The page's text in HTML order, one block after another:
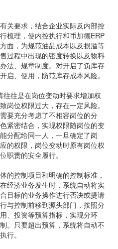
要求，结合企业实际及内部控
梳理，使内控执行和币加德ERP
面，为规范油品成本以及损溢等
过程中出现的密度转换以及物料
法、规章制度。对开启了负库存
启、使用，防范库存成本风险。
往是在岗位变动时要求增加权
岗位权限过大，存在一定风险。
要充分考虑了不相容岗位的分
紧密结合，实现权限随岗位的变
分配给同一人，一旦确定了岗
的权限，岗位变动时原有岗位权
职责的安全履行。
控制项目和明确的控制标准，
经济业务发生时，系统自动将实
目标的业务操作进行否决或提请
与控制前移到源头部门，按照分
、投资等预算指标，实现分环
。只要超出预算，系统将自动不
行。